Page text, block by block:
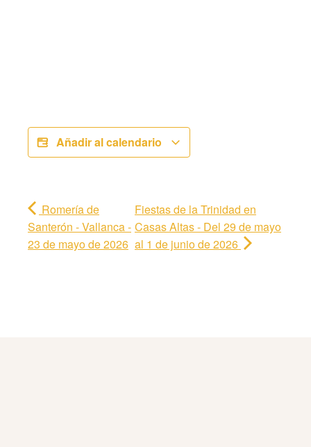
Añadir al calendario
Romería de
Santerón - Vallanca -
23 de mayo de 2026
Fiestas de la Trinidad en
Casas Altas - Del 29 de mayo
al 1 de junio de 2026